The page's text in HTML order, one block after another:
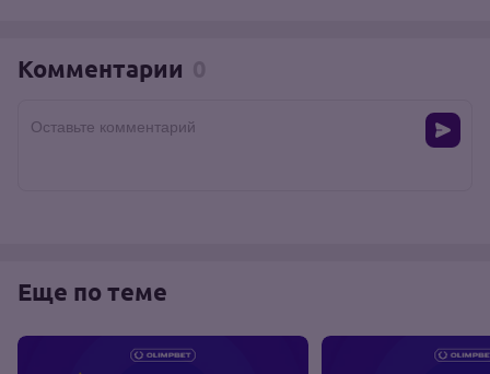
Комментарии
Оставьте комментарий
Еще по теме